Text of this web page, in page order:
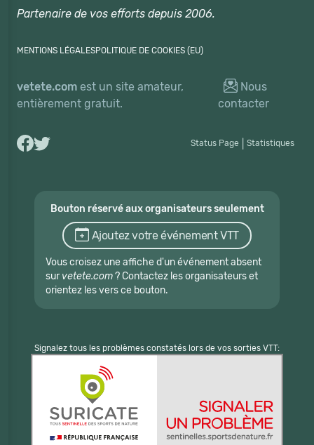
Partenaire de vos efforts depuis 2006.
MENTIONS LÉGALESPOLITIQUE DE COOKIES (EU)
vetete.com est un site amateur,
entièrement gratuit.
Nous
contacter
Status Page Statistiques
Bouton réservé aux organisateurs seulement
Ajoutez votre événement VTT
Vous croisez une affiche d'un événement absent
sur vetete.com? Contactez les organisateurs et
orientez les vers ce bouton.
Signalez tous les problèmes constatés lors de vos sorties VTT: